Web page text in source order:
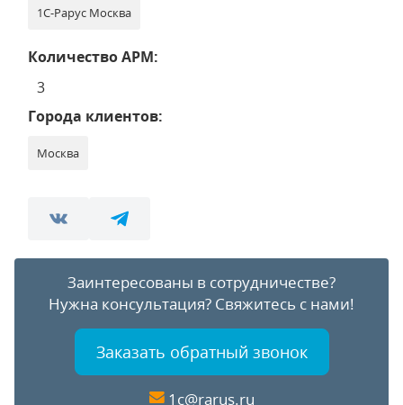
1С-Рарус Москва
Количество АРМ:
3
Города клиентов:
Москва
Заинтересованы в сотрудничестве?
Нужна консультация? Свяжитесь с нами!
Заказать обратный звонок
1c@rarus.ru